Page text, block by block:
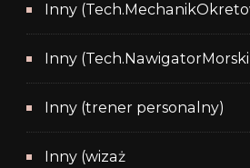
Inny
Inny
Inny (trener personalny)
Inny (wizaż